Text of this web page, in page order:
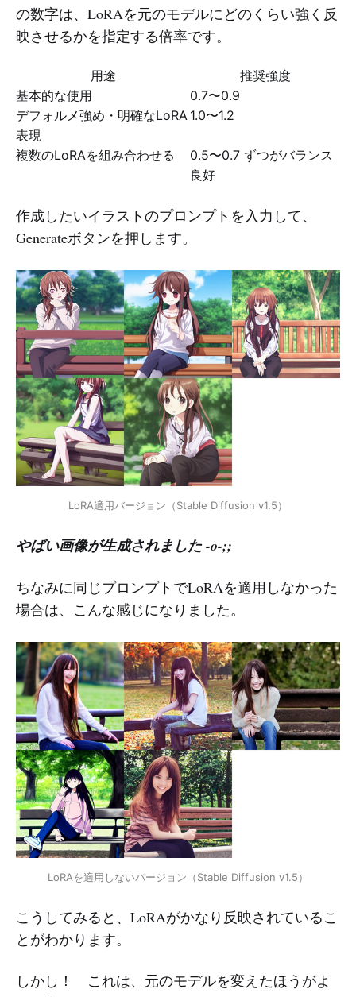
の数字は、LoRAを元のモデルにどのくらい強く反
映させるかを指定する倍率です。
用途
推奨強度
基本的な使用
0.7〜0.9
デフォルメ強め・明確なLoRA
表現
1.0〜1.2
複数のLoRAを組み合わせる
0.5〜0.7 ずつがバランス
良好
作成したいイラストのプロンプトを入力して、
Generateボタンを押します。
LoRA適用バージョン（Stable Diffusion v1.5）
やばい画像が生成されました -o-;;
ちなみに同じプロンプトでLoRAを適用しなかった
場合は、こんな感じになりました。
LoRAを適用しないバージョン（Stable Diffusion v1.5）
こうしてみると、LoRAがかなり反映されているこ
とがわかります。
しかし！ これは、元のモデルを変えたほうがよ